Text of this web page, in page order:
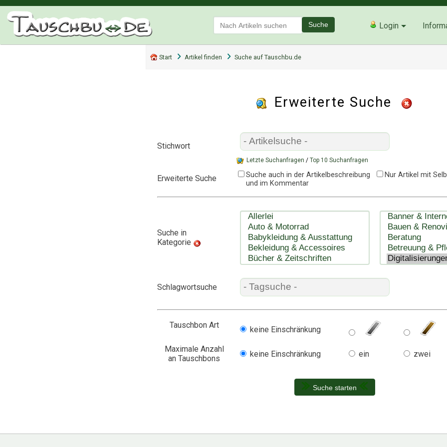
Suche Login
Start Artikel finden Suche auf Tauschbu.de
Erweiterte Suche
Stichwort
Letzte Suchanfragen / Top 10 Suchanfragen
Erweiterte Suche
Suche auch in der Artikelbeschreibung
und im Kommentar
Nur Artikel mit
Suche in
Kategorie
Schlagwortsuche
Tauschbon Art keine Einschränkung
Maximale Anzahl
an Tauschbons
keine Einschränkung ein zwei
Suche starten